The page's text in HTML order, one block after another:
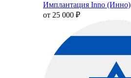
Имплантация Inno (Инно)
от 25 000 ₽